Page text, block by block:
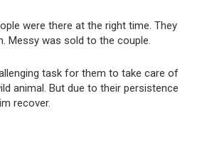
were there at the right time. They
Messy was sold to the couple.
task for them to take care of
animal. But due to their persistence
recover.